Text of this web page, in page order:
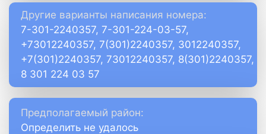
Другие варианты написания номера:
7-301-2240357, 7-301-224-03-57,
+73012240357, 7(301)2240357, 3012240357,
+7(301)2240357, 73012240357, 8(301)2240357,
8 301 224 03 57
Предполагаемый район:
Определить не удалось